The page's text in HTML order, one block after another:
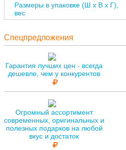
Размеры в упаковке (Ш x В x Г),
вес
Спецпредложения
Гарантия лучших цен - всегда
дешевле, чем у конкурентов
Огромный ассортимент
современных, оригинальных и
полезных подарков на любой
вкус и достаток